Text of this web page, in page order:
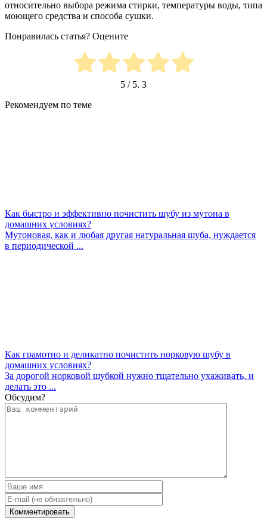
относительно выбора режима стирки, температуры воды, типа
моющего средства и способа сушки.
Понравилась статья? Оцените
5 / 5. 3
Рекомендуем по теме
Как быстро и эффективно почистить шубу из мутона в
домашних условиях?
Мутоновая, как и любая другая натуральная шуба, нуждается
в периодической ...
Как грамотно и деликатно почистить норковую шубу в
домашних условиях?
За дорогой норковой шубкой нужно тщательно ухаживать, и
делать это ...
Обсудим?